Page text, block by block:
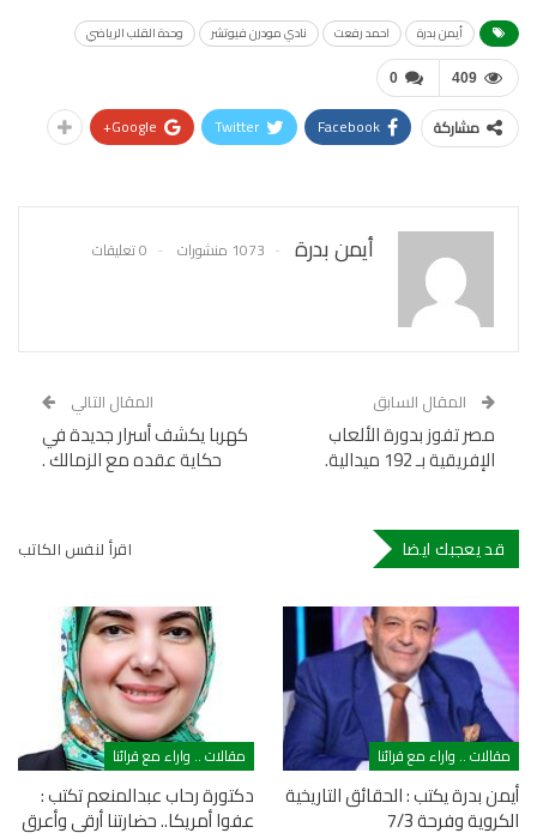
أيمن بدرة احمد رفعت نادي مودرن فيوتشر وحدة القلب الرياضي
0 409
مشاركة Facebook
Twitter
Google+
أيمن بدرة 1073 منشورات 0 تعليقات
المقال السابق
مصر تفوز بدورة الألعاب
الإفريقية بـ 192 ميدالية.
المقال التالي
كهربا يكشف أسرار جديدة في
حكاية عقده مع الزمالك .
قد يعجبك ايضا اقرأ لنفس الكاتب
مقالات .. واراء مع قرائنا
أيمن بدرة يكتب : الحقائق التاريخية
الكروية وفرحة 7/3
مقالات .. واراء مع قرائنا
دكتورة رحاب عبدالمنعم تكتب :
عفوا أمريكا.. حضارتنا أرقى وأعرق